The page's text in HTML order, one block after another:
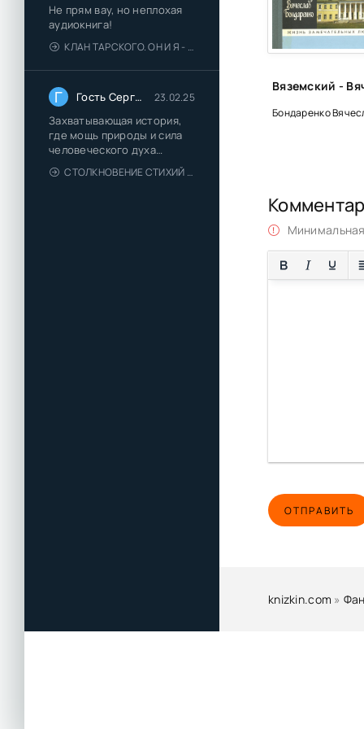
Не прям вау, но неплохая
аудиокнига!
КЛАН ТАРСКОГО. ОН И Я - ЕЛЕНА ТОДОРОВА (1)
Г Гость Сергей 23.02.25
Захватывающая история,
где мощь природы и сила
человеческого духа
сплетаются в напряжённый
и
СТОЛКНОВЕНИЕ СТИХИЙ - ВАЛЕРИЙ ГУМИНСКИЙ
Глава 30
Глава 31
Бондаренко
ОТПРАВИТЬ
knizkin.com »